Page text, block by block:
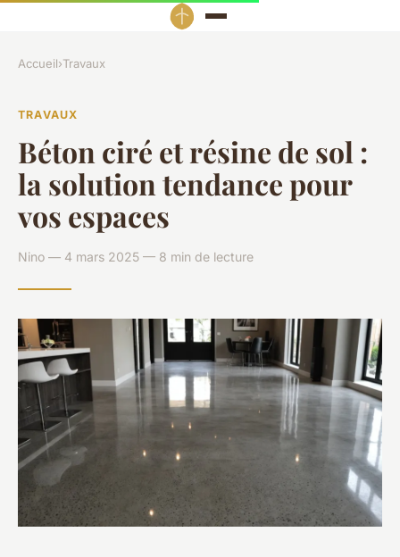
Accueil›Travaux
TRAVAUX
Béton ciré et résine de sol :
la solution tendance pour
vos espaces
Nino — 4 mars 2025 — 8 min de lecture